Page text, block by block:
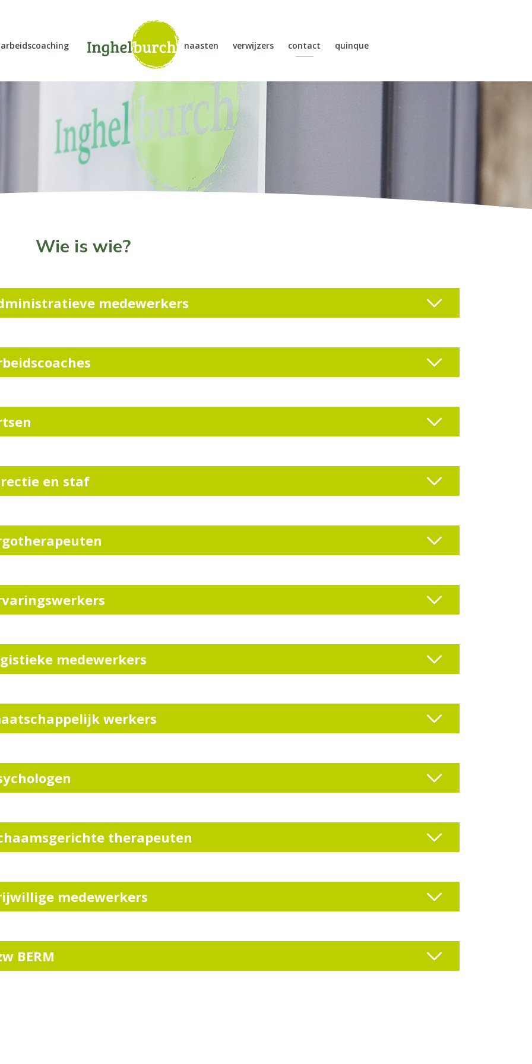
arbeidscoaching naasten verwijzers contact quinque
Wie is wie?
medewerkers
en staf
medewerkers
werkers
therapeuten
medewerkers
BERM